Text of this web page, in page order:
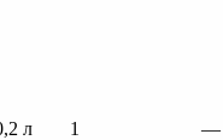
л 1 —